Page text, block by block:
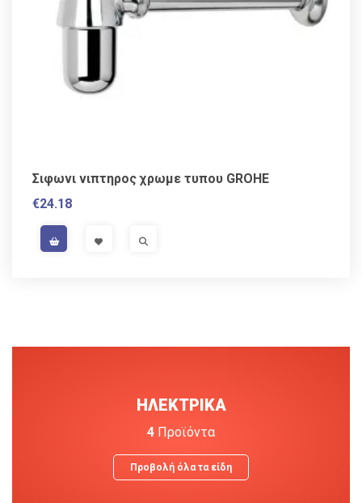
Σιφωνι νιπτηρος χρωμε τυπου GROHE
€24.18
VISIT LINKVISIT LINK
ΗΛΕΚΤΡΙΚΑ
4 Προϊόντα
Προβολή όλα τα είδη